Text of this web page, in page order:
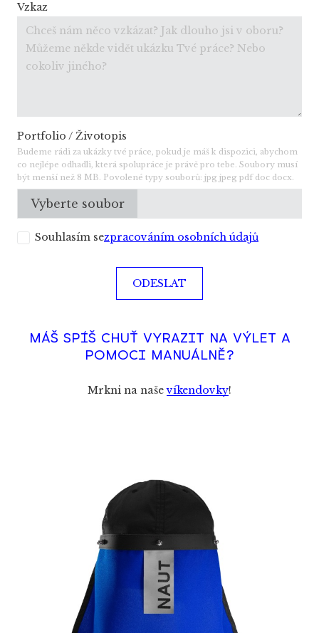
Vzkaz
Portfolio / Životopis
Budeme rádi za ukázky tvé práce, pokud je máš k dispozici, abychom
co nejlépe odhadli, která spolupráce je právě pro tebe. Soubory musí
být menší než 8 MB. Povolené typy souborů: jpg jpeg pdf doc docx.
Vyberte soubor
Souhlasím sezpracováním osobních údajů
ODESLAT
MÁŠ SPÍŠ CHUŤ VYRAZIT NA VÝLET A
POMOCI MANUÁLNĚ?
Mrkni na naševíkendovky!